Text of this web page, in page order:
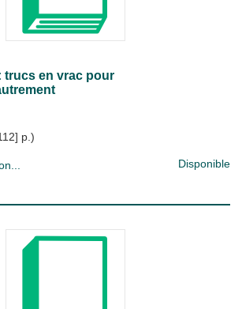
trucs en vrac pour
p.)
Disponible